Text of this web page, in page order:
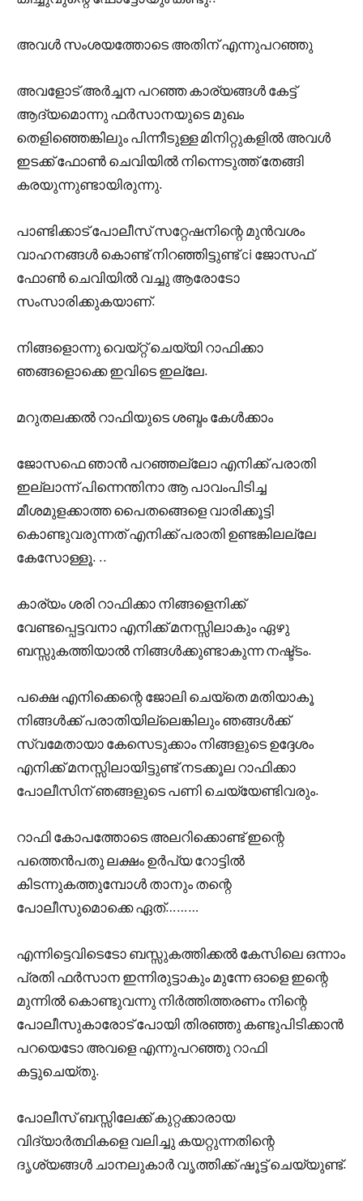
അവൾ സംശയത്തോടെ അതിന് എന്നുപറഞ്ഞു
അവളോട് അർച്ചന പറഞ്ഞ കാര്യങ്ങൾ കേട്ട്
ആദ്യമൊന്നു ഫർസാനയുടെ മുഖം
തെളിഞ്ഞെങ്കിലും പിന്നീടുള്ള മിനിറ്റുകളിൽ അവൾ
ഇടക്ക് ഫോൺ ചെവിയിൽ നിന്നെടുത്ത് തേങ്ങി
കരയുന്നുണ്ടായിരുന്നു.
പാണ്ടിക്കാട് പോലീസ് സറ്റേഷനിന്റെ മുൻവശം
വാഹനങ്ങൾ കൊണ്ട് നിറഞ്ഞിട്ടുണ്ട് ci ജോസഫ്
ഫോൺ ചെവിയിൽ വച്ചു ആരോടോ
സംസാരിക്കുകയാണ്.
നിങ്ങളൊന്നു വെയ്റ്റ് ചെയ്യി റാഫിക്കാ
ഞങ്ങളൊക്കെ ഇവിടെ ഇല്ലേ.
മറുതലക്കൽ റാഫിയുടെ ശബ്ദം കേൾക്കാം
ജോസഫെ ഞാൻ പറഞ്ഞല്ലോ എനിക്ക് പരാതി
ഇല്ലാന്ന് പിന്നെന്തിനാ ആ പാവംപിടിച്ച
മീശമുളക്കാത്ത പൈതങ്ങെളെ വാരിക്കൂട്ടി
കൊണ്ടുവരുന്നത് എനിക്ക് പരാതി ഉണ്ടങ്കിലല്ലേ
കേസോള്ളൂ. ..
കാര്യം ശരി റാഫിക്കാ നിങ്ങളെനിക്ക്
വേണ്ടപ്പെട്ടവനാ എനിക്ക് മനസ്സിലാകും ഏഴു
ബസ്സുകത്തിയാൽ നിങ്ങൾക്കുണ്ടാകുന്ന നഷ്ട്ടം.
പക്ഷെ എനിക്കെന്റെ ജോലി ചെയ്തെ മതിയാകൂ
നിങ്ങൾക്ക് പരാതിയില്ലെങ്കിലും ഞങ്ങൾക്ക്
സ്വമേതായാ കേസെടുക്കാം നിങ്ങളുടെ ഉദ്ദേശം
എനിക്ക് മനസ്സിലായിട്ടുണ്ട് നടക്കൂല റാഫിക്കാ
പോലീസിന് ഞങ്ങളുടെ പണി ചെയ്യേണ്ടിവരും.
റാഫി കോപത്തോടെ അലറിക്കൊണ്ട് ഇന്റെ
പത്തെൻപതു ലക്ഷം ഉർപ്യ റോട്ടിൽ
കിടന്നുകത്തുമ്പോൾ താനും തന്റെ
പോലീസുമൊക്കെ ഏത്………
എന്നിട്ടെവിടെടോ ബസ്സുകത്തിക്കൽ കേസിലെ ഒന്നാം
പ്രതി ഫർസാന ഇന്നിരുട്ടാകും മുന്നേ ഓളെ ഇന്റെ
മുന്നിൽ കൊണ്ടുവന്നു നിർത്തിത്തരണം നിന്റെ
പോലീസുകാരോട് പോയി തിരഞ്ഞു കണ്ടുപിടിക്കാൻ
പറയെടോ അവളെ എന്നുപറഞ്ഞു റാഫി
കട്ടുചെയ്തു.
പോലീസ് ബസ്സിലേക്ക് കുറ്റക്കാരായ
വിദ്യാർത്ഥികളെ വലിച്ചു കയറ്റുന്നതിന്റെ
ദൃശ്യങ്ങൾ ചാനലുകാർ വൃത്തിക്ക് ഷൂട്ട് ചെയ്യുണ്ട്.